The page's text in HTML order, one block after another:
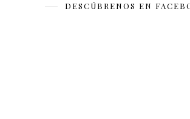
DESCÚBRENOS EN